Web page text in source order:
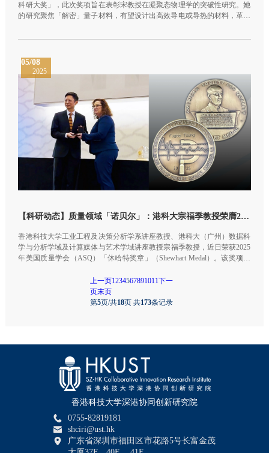
科研大奖」，此次奖项旨在表彰宋教授在凝聚态物理学的突破性研究。她
的研究聚焦「解密」量子材料，有望设计出高效导电或导热的材料，革新
究。
05/08
2025
【科研动态】质量领域「诺贝尔」：港科大宗福季教授荣膺2025年休哈特奖章
香港科技大学工业工程及决策分析学系讲座教授、港科大（广州）数据科
学与分析学域及计算媒体与艺术学域讲座教授宗福季教授，近日荣获2025
年美国质量学会（ASQ）「休哈特奖章」（Shewhart Medal）。该奖项被
程控制、先进技术及学术领导力方面开创性的贡献。自1948年该奖项设立
以来，宗教授是极少数获此殊荣的中国学者之一。
上一页1234567891011下一
页末页
第5页/共18页 共173条记录
香港科技大学深港协同创新研究院
0755-82819181
shciri@ust.hk
广东省深圳市福田区市花路5号长富金茂